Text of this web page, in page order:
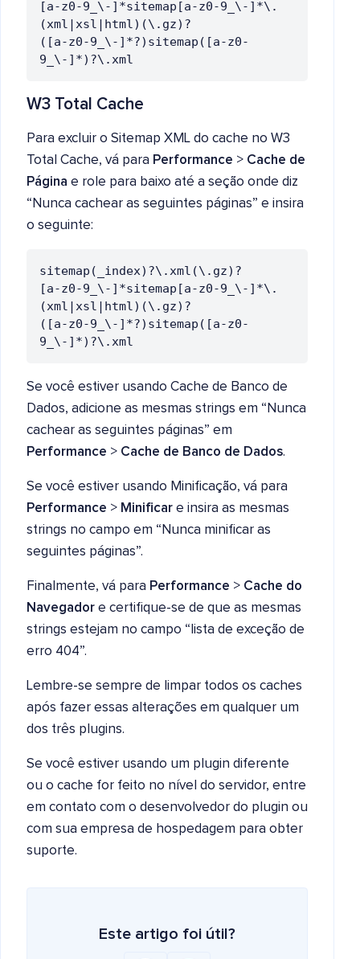
[a-z0-9_\-]*sitemap[a-z0-9_\-]*\.
(xml|xsl|html)(\.gz)?
([a-z0-9_\-]*?)sitemap([a-z0-
W3 Total Cache
Para excluir o Sitemap XML do cache no W3
Total Cache, vá para Performance > Cache de
Página e role para baixo até a seção onde diz
“Nunca cachear as seguintes páginas” e insira
o seguinte:
sitemap(_index)?\.xml(\.gz)?
[a-z0-9_\-]*sitemap[a-z0-9_\-]*\.
(xml|xsl|html)(\.gz)?
([a-z0-9_\-]*?)sitemap([a-z0-
Se você estiver usando Cache de Banco de
Dados, adicione as mesmas strings em “Nunca
cachear as seguintes páginas” em
Performance > Cache de Banco de Dados.
Se você estiver usando Minificação, vá para
Performance > Minificar e insira as mesmas
strings no campo em “Nunca minificar as
seguintes páginas”.
Finalmente, vá para Performance > Cache do
Navegador e certifique-se de que as mesmas
strings estejam no campo “lista de exceção de
erro 404”.
Lembre-se sempre de limpar todos os caches
após fazer essas alterações em qualquer um
dos três plugins.
Se você estiver usando um plugin diferente
ou o cache for feito no nível do servidor, entre
em contato com o desenvolvedor do plugin ou
com sua empresa de hospedagem para obter
suporte.
Este artigo foi útil?